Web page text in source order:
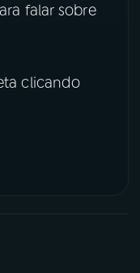
falar sobre
clicando